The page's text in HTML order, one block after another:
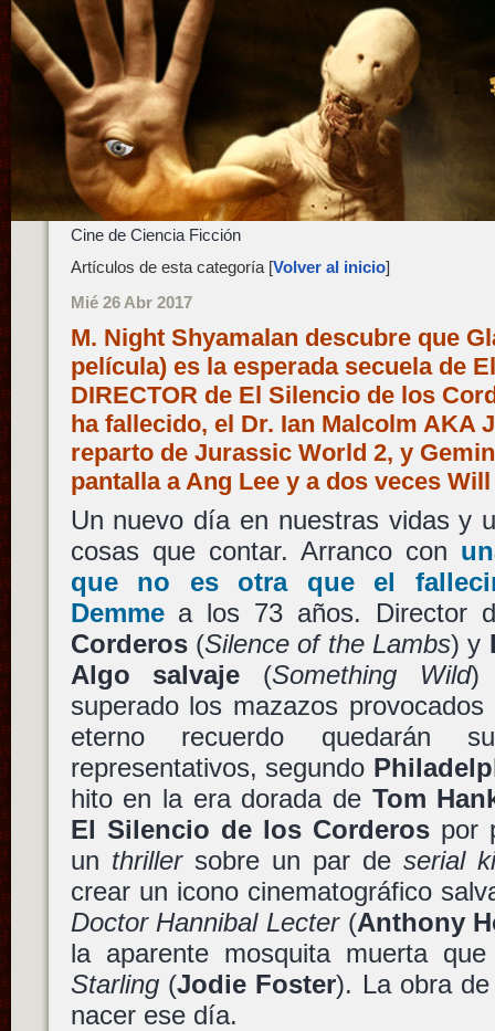
Cine de Ciencia Ficción
Artículos de esta categoría [Volver al inicio]
Mié 26 Abr 2017
M. Night Shyamalan descubre que
película) es la esperada secuela de
DIRECTOR de El Silencio de los
ha fallecido, el Dr. Ian Malcolm AKA
reparto de Jurassic World 2, y
pantalla a Ang Lee y a dos veces
Un nuevo día en nuestras vidas y
cosas que contar. Arranco con
que no es otra que el
Demmea los 73 años. Director
Corderos(Silence of the Lambs) y
Algo salvaje (Something Wild)
superado los mazazos
eterno recuerdo quedarán
representativos, segundo
hito en la era dorada de Tom
El Silencio de los Corderospor
un thrillersobre un par de serial
crear un icono cinematográfico
Doctor Hannibal Lecter(Anthony
la aparente mosquita muerta
Starling(Jodie Foster). La obra
nacer ese día.